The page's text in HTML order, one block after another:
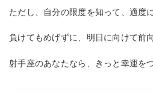
ただし、自分の限度を知って、適度
負けてもめげずに、明日に向けて前
射手座のあなたなら、きっと幸運を